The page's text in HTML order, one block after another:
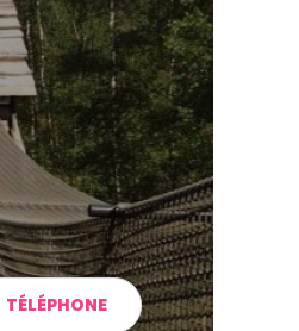
TÉLÉPHONE